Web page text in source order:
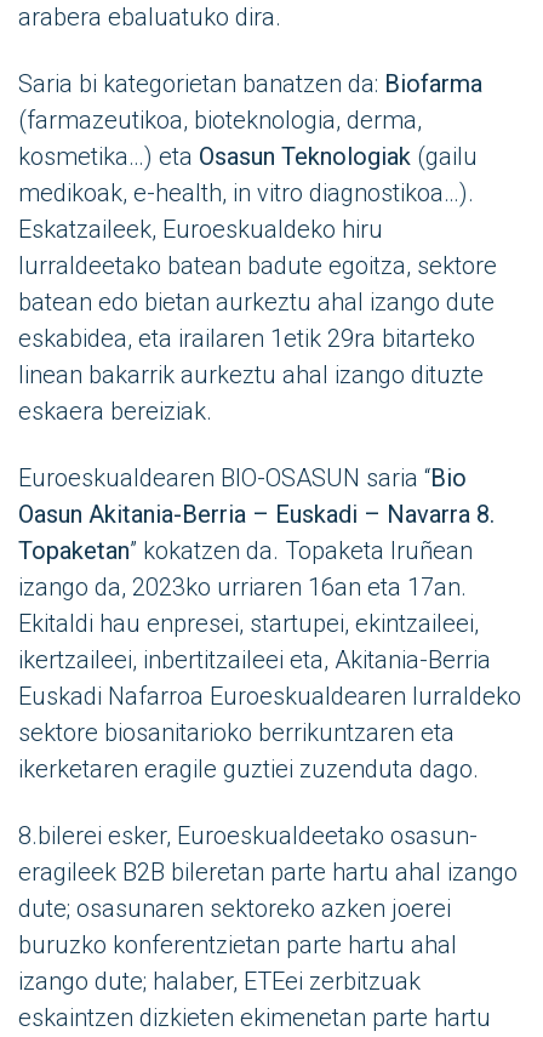
arabera ebaluatuko dira.
Saria bi kategorietan banatzen da: Biofarma
(farmazeutikoa, bioteknologia, derma,
kosmetika…) eta Osasun Teknologiak (gailu
medikoak, e-health, in vitro diagnostikoa…).
Eskatzaileek, Euroeskualdeko hiru
lurraldeetako batean badute egoitza, sektore
batean edo bietan aurkeztu ahal izango dute
eskabidea, eta irailaren 1etik 29ra bitarteko
linean bakarrik aurkeztu ahal izango dituzte
eskaera bereiziak.
Euroeskualdearen BIO-OSASUN saria “Bio
Oasun Akitania-Berria – Euskadi – Navarra 8.
Topaketan” kokatzen da. Topaketa Iruñean
izango da, 2023ko urriaren 16an eta 17an.
Ekitaldi hau enpresei, startupei, ekintzaileei,
ikertzaileei, inbertitzaileei eta, Akitania-Berria
Euskadi Nafarroa Euroeskualdearen lurraldeko
sektore biosanitarioko berrikuntzaren eta
ikerketaren eragile guztiei zuzenduta dago.
8.bilerei esker, Euroeskualdeetako osasun-
eragileek B2B bileretan parte hartu ahal izango
dute; osasunaren sektoreko azken joerei
buruzko konferentzietan parte hartu ahal
izango dute; halaber, ETEei zerbitzuak
eskaintzen dizkieten ekimenetan parte hartu